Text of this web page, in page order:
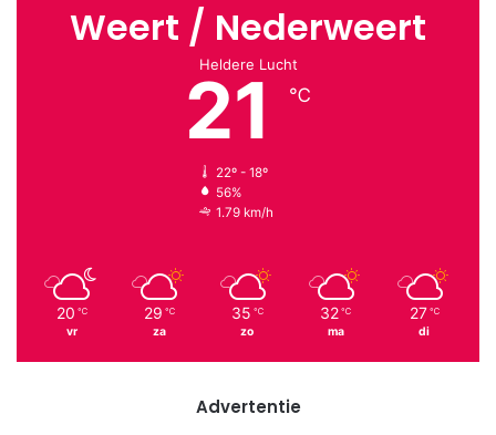
Weert / Nederweert
Heldere Lucht
21 ℃
22º - 18º
56%
1.79 km/h
20 ℃
vr
29 ℃
za
35 ℃
zo
32 ℃
ma
27 ℃
di
Advertentie